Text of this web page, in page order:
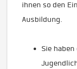
ihnen so den
Ausbildung.
Sie